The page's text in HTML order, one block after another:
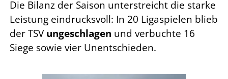
Die Bilanz der Saison unterstreicht die starke
Leistung eindrucksvoll: In 20 Ligaspielen blieb
der TSVungeschlagen und verbuchte 16
Siege sowie vier Unentschieden.